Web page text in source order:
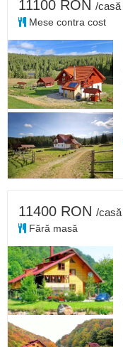
11100 RON /casă
Mese contra cost
11400 RON /casă
Fără masă